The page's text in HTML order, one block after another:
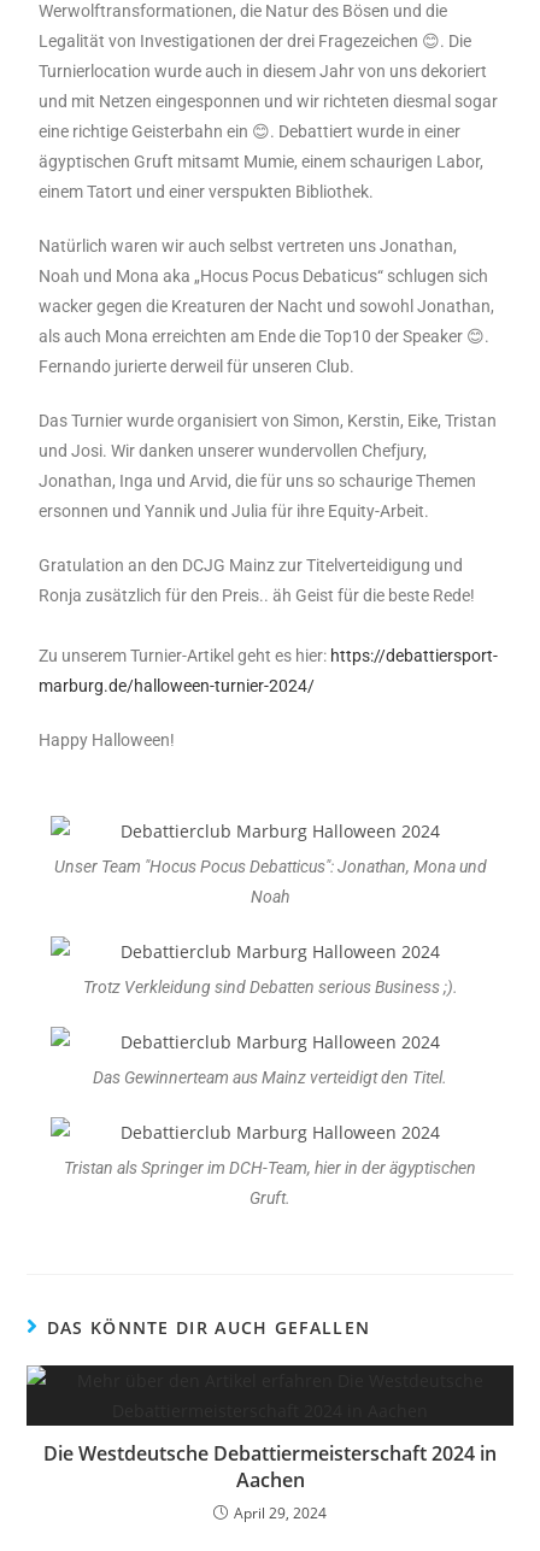
Werwolftransformationen, die Natur des Bösen und die
Legalität von Investigationen der drei Fragezeichen 😊. Die
Turnierlocation wurde auch in diesem Jahr von uns dekoriert
und mit Netzen eingesponnen und wir richteten diesmal sogar
eine richtige Geisterbahn ein 😊. Debattiert wurde in einer
ägyptischen Gruft mitsamt Mumie, einem schaurigen Labor,
einem Tatort und einer verspukten Bibliothek.
Natürlich waren wir auch selbst vertreten uns Jonathan,
Noah und Mona aka „Hocus Pocus Debaticus“ schlugen sich
wacker gegen die Kreaturen der Nacht und sowohl Jonathan,
als auch Mona erreichten am Ende die Top10 der Speaker 😊.
Fernando jurierte derweil für unseren Club.
Das Turnier wurde organisiert von Simon, Kerstin, Eike, Tristan
und Josi. Wir danken unserer wundervollen Chefjury,
Jonathan, Inga und Arvid, die für uns so schaurige Themen
ersonnen und Yannik und Julia für ihre Equity-Arbeit.
Gratulation an den DCJG Mainz zur Titelverteidigung und
Ronja zusätzlich für den Preis.. äh Geist für die beste Rede!
Zu unserem Turnier-Artikel geht es hier: https://debattiersport-
marburg.de/halloween-turnier-2024/
Happy Halloween!
Unser Team "Hocus Pocus Debatticus": Jonathan, Mona und
Noah
Trotz Verkleidung sind Debatten serious Business ;).
Das Gewinnerteam aus Mainz verteidigt den Titel.
Tristan als Springer im DCH-Team, hier in der ägyptischen
Gruft.
DAS KÖNNTE DIR AUCH GEFALLEN
Die Westdeutsche Debattiermeisterschaft 2024 in
Aachen
April 29, 2024